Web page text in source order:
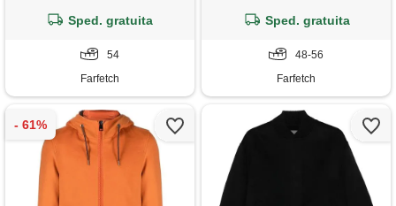
Sped. gratuita
54
Farfetch
Sped. gratuita
48-56
Farfetch